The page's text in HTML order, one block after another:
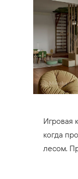
Игровая
когда
лесом.